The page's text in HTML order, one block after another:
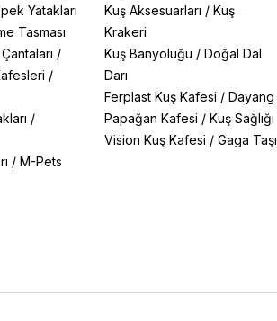
Yatakları
Tasması
/
/
/
/M-Pets
Kuş Aksesuarları / Kuş
Krakeri
Kuş Banyoluğu / Doğal Dal
Darı
Ferplast Kuş Kafesi / Dayang
Papağan Kafesi / Kuş Sağlığı
Vision Kuş Kafesi / Gaga Taşı